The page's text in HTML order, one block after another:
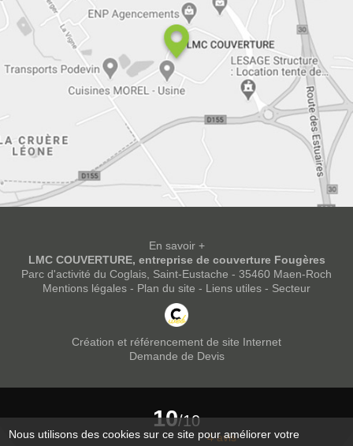
En savoir +
LMC Couverture
Fermer
Notre savoir-faire : Charpentier couvreur à Fougères
Isolation de conduit de fumée
Pose de charpente
Entreprise pour la mise en place d’isolation biosourcée
LMC COUVERTURE, entreprise de couverture Fougères
Parc d'activité du Coglais, Saint-Eustache - 35460 Maen-Roch
Mentions légales - Plan du site - Liens utiles - Secteur
Création et référencement de site Internet
Demande de Devis
10/10
4 avis
Nous utilisons des cookies sur ce site pour améliorer votre